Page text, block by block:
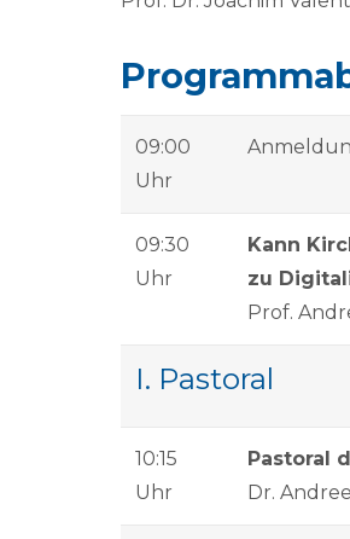
09:00
Uhr
09:30
Uhr
Kann
zu
Prof.
I. Pastoral
10:15
Uhr
Pastoral
Dr.